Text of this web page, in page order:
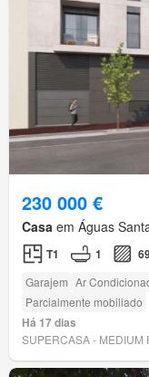
230 000 €
Casa em Águas
T1 1
Garajem Ar
Parcialmente mobiliado
Há 17 dias
SUPERCASA - MEDIUM